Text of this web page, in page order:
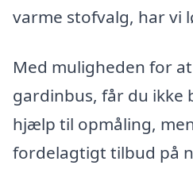
varme stofvalg, har vi
Med muligheden for
gardinbus, får du ikke
hjælp til opmåling,
fordelagtigt tilbud på